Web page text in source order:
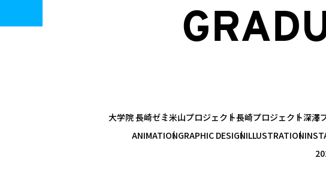
大学院 長崎ゼミ米山プロジェクト長崎プロジェクト深澤
ANIMATIONGRAPHIC DESIGNILLUSTRATION